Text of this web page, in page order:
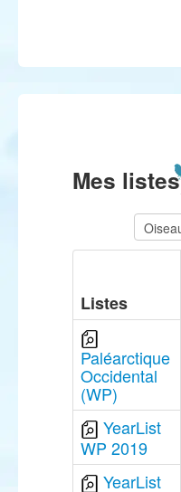
Mes listes
Listes
Paléarctique
Occidental
(WP)
YearList
WP 2019
YearList